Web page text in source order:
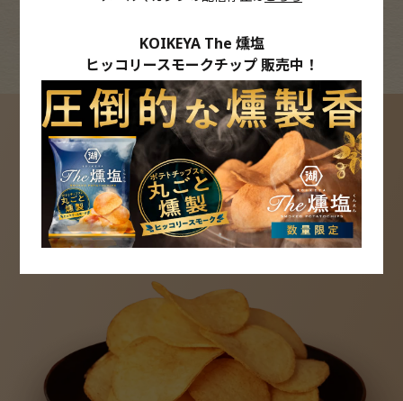
燻製好きのみなさまから、
ご好評の声を
いただいております。
KOIKEYA The 燻塩
ヒッコリースモークチップ 販売中！